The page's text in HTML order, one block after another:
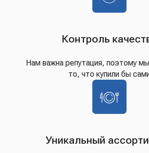
Контроль
Нам важна репутация, поэтому
то, что купили бы
Уникальный